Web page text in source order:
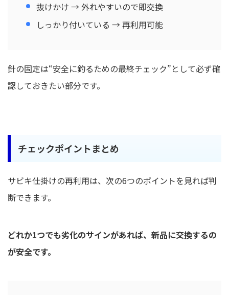
抜けかけ → 外れやすいので即交換
しっかり付いている → 再利用可能
針の固定は“安全に釣るための最終チェック”として必ず確
認しておきたい部分です。
チェックポイントまとめ
サビキ仕掛けの再利用は、次の6つのポイントを見れば判
断できます。
どれか1つでも劣化のサインがあれば、新品に交換するの
が安全です。